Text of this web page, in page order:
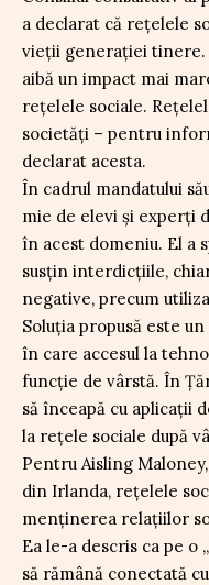
a declarat că rețelele
vieții generației tinere.
aibă un impact mai
rețelele sociale.
societăți – pentru
declarat acesta.
În cadrul mandatului
mie de elevi și experți
în acest domeniu. El a
susțin interdicțiile,
negative, precum
Soluția propusă este
în care accesul la
funcție de vârstă. În
să înceapă cu aplicații
la rețele sociale după
Pentru Aisling
din Irlanda, rețelele
menținerea relațiilor
Ea le-a descris ca pe o
să rămână conectată